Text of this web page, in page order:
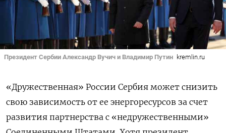
Президент Сербии Александр Вучич и Владимир Путин kremlin.ru
«Дружественная» России Сербия может снизить
свою зависимость от ее энергоресурсов за счет
развития партнерства с «недружественными»